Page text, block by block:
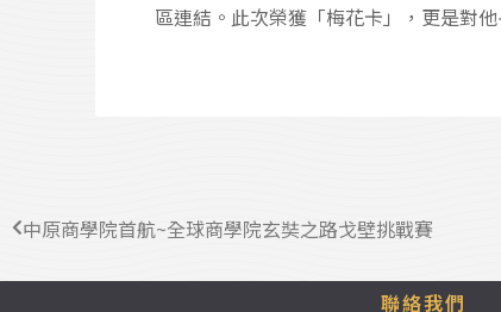
區連結。此次榮獲「梅花卡」，更是對
中原商學院首航~全球商學院玄奘之路戈壁挑戰賽
聯絡我們